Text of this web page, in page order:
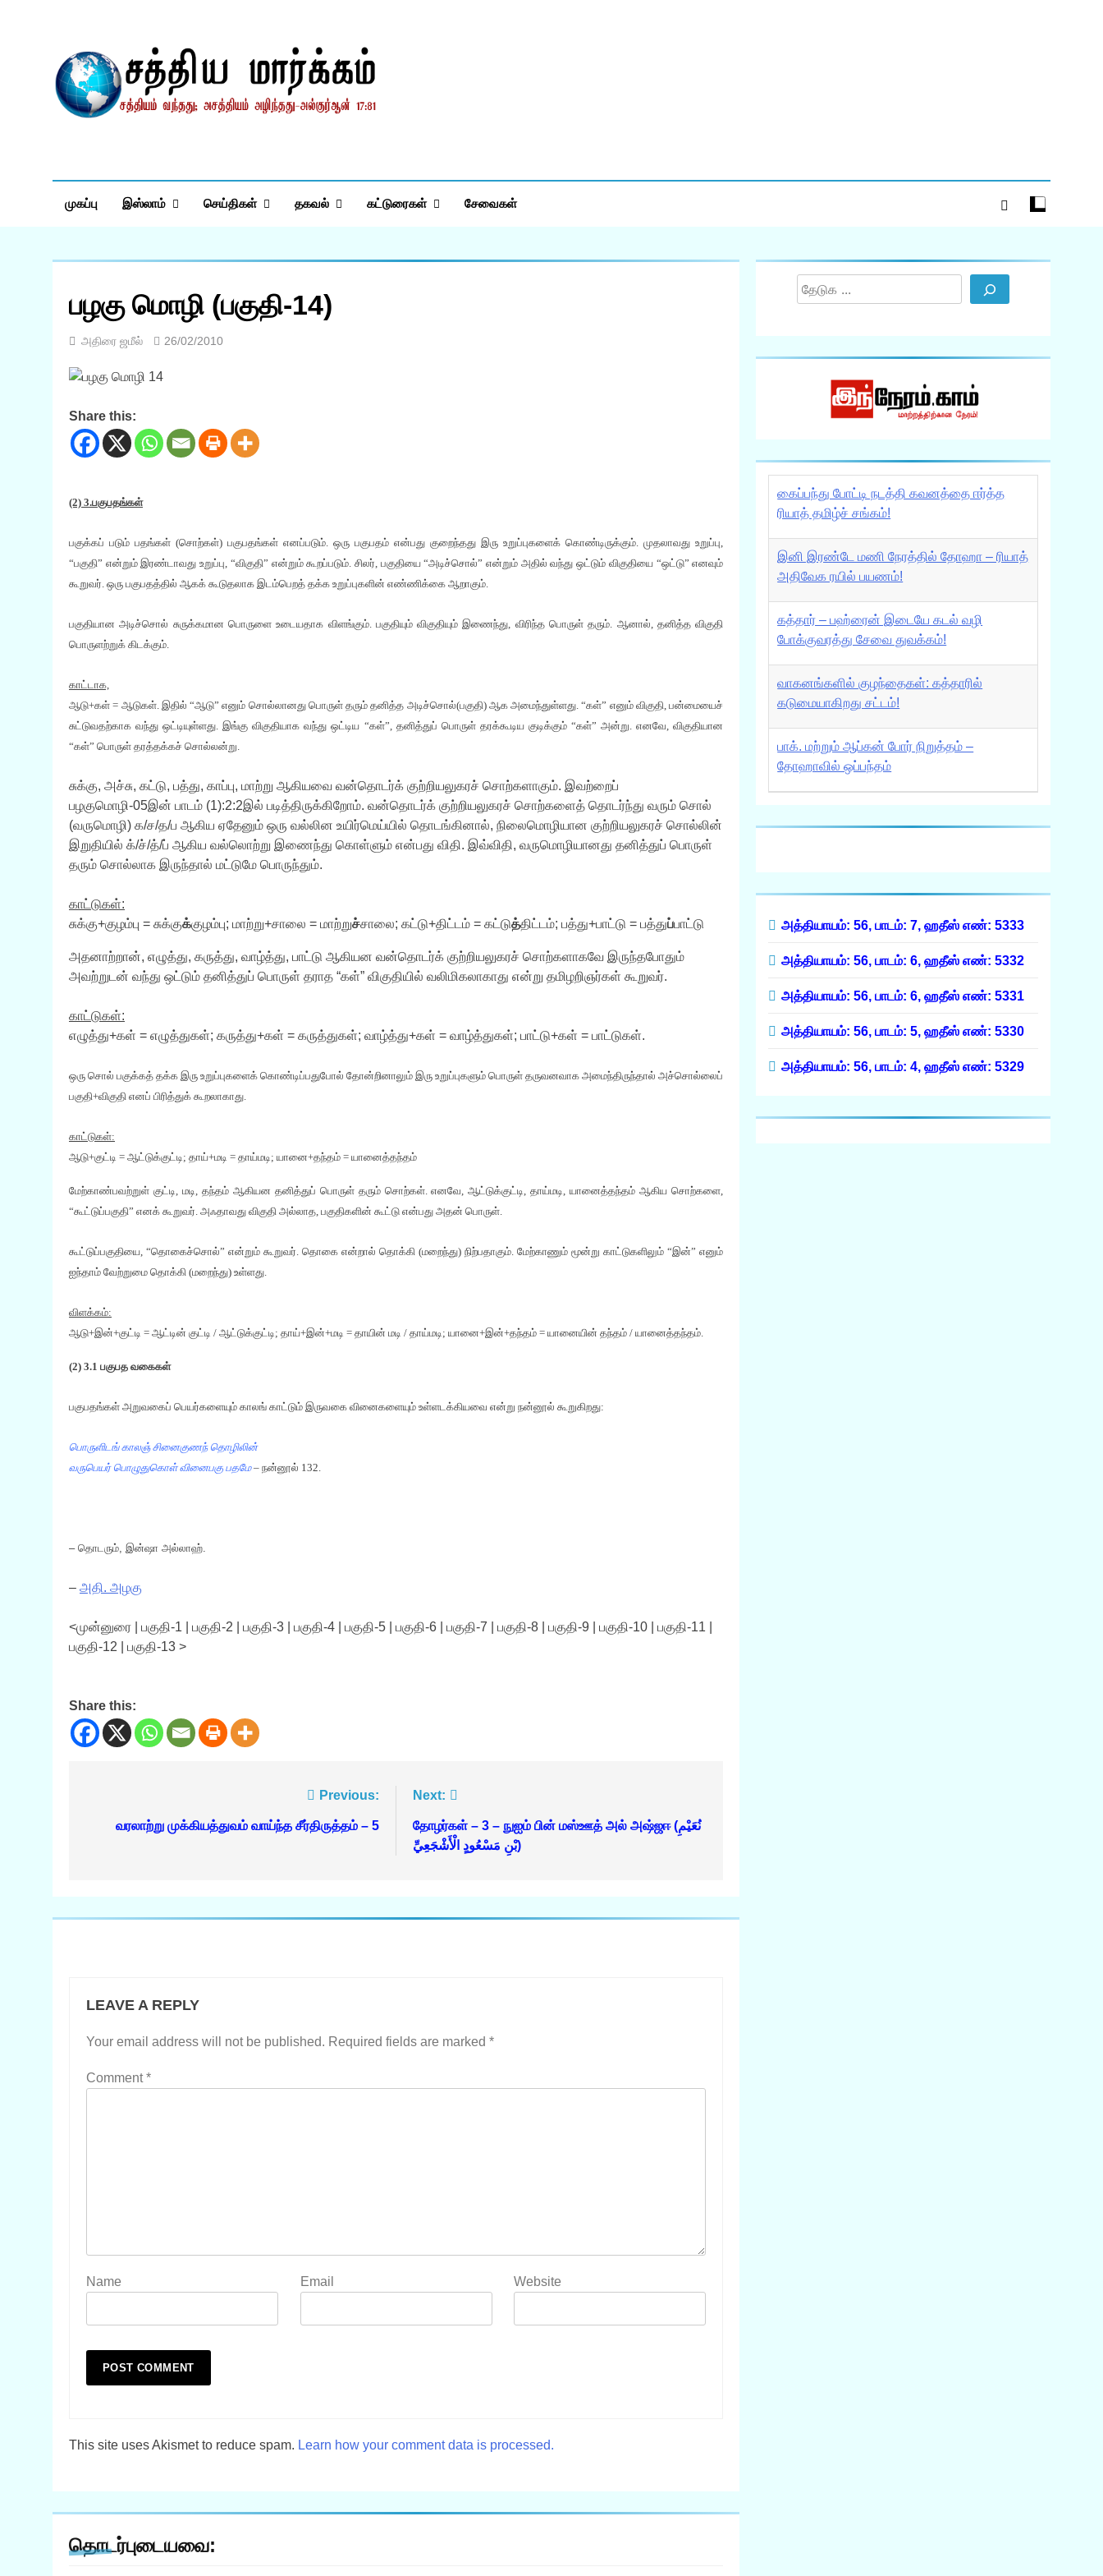
முகப்பு இஸ்லாம் செய்திகள் தகவல் கட்டுரைகள் சேவைகள்
பழகு மொழி (பகுதி-14)
அதிரை ஜமீல் 26/02/2010
Share this:
(2) 3.பகுபதங்கள்
பகுக்கப் படும் பதங்கள் (சொற்கள்) பகுபதங்கள் எனப்படும். ஒரு பகுபதம் என்பது குறைந்தது இரு உறுப்புகளைக் கொண்டிருக்கும். முதலாவது உறுப்பு,
“பகுதி” என்றும் இரண்டாவது உறுப்பு, “விகுதி” என்றும் கூறப்படும். சிலர், பகுதியை “அடிச்சொல்” என்றும் அதில் வந்து ஒட்டும் விகுதியை “ஒட்டு” எனவும்
கூறுவர். ஒரு பகுபதத்தில் ஆகக் கூடுதலாக இடம்பெறத் தக்க உறுப்புகளின் எண்ணிக்கை ஆறாகும்.
பகுதியான அடிச்சொல் சுருக்கமான பொருளை உடையதாக விளங்கும். பகுதியும் விகுதியும் இணைந்து, விரிந்த பொருள் தரும். ஆனால், தனித்த விகுதி
பொருளற்றுக் கிடக்கும்.
காட்டாக,
ஆடு+கள் = ஆடுகள். இதில் “ஆடு” எனும் சொல்லானது பொருள் தரும் தனித்த அடிச்சொல்(பகுதி) ஆக அமைந்துள்ளது. “கள்” எனும் விகுதி, பன்மையைச்
சுட்டுவதற்காக வந்து ஒட்டியுள்ளது. இங்கு விகுதியாக வந்து ஒட்டிய “கள்”, தனித்துப் பொருள் தரக்கூடிய குடிக்கும் “கள்” அன்று. எனவே, விகுதியான
“கள்” பொருள் தரத்தக்கச் சொல்லன்று.
சுக்கு, அச்சு, கட்டு, பத்து, காப்பு, மாற்று ஆகியவை வன்தொடர்க் குற்றியலுகரச் சொற்களாகும். இவற்றைப்
பழகுமொழி-05இன் பாடம் (1):2:2இல் படித்திருக்கிறோம். வன்தொடர்க் குற்றியலுகரச் சொற்களைத் தொடர்ந்து வரும் சொல்
(வருமொழி) க/ச/த/ப ஆகிய ஏதேனும் ஒரு வல்லின உயிர்மெய்யில் தொடங்கினால், நிலைமொழியான குற்றியலுகரச் சொல்லின்
இறுதியில் க்/ச்/த்/ப் ஆகிய வல்லொற்று இணைந்து கொள்ளும் என்பது விதி. இவ்விதி, வருமொழியானது தனித்துப் பொருள்
தரும் சொல்லாக இருந்தால் மட்டுமே பொருந்தும்.
காட்டுகள்:
சுக்கு+குழம்பு = சுக்குக்குழம்பு; மாற்று+சாலை = மாற்றுச்சாலை; கட்டு+திட்டம் = கட்டுத்திட்டம்; பத்து+பாட்டு = பத்துப்பாட்டு
அதனாற்றான், எழுத்து, கருத்து, வாழ்த்து, பாட்டு ஆகியன வன்தொடர்க் குற்றியலுகரச் சொற்களாகவே இருந்தபோதும்
அவற்றுடன் வந்து ஒட்டும் தனித்துப் பொருள் தராத “கள்” விகுதியில் வலிமிகலாகாது என்று தமிழறிஞர்கள் கூறுவர்.
காட்டுகள்:
எழுத்து+கள் = எழுத்துகள்; கருத்து+கள் = கருத்துகள்; வாழ்த்து+கள் = வாழ்த்துகள்; பாட்டு+கள் = பாட்டுகள்.
ஒரு சொல் பகுக்கத் தக்க இரு உறுப்புகளைக் கொண்டிப்பதுபோல் தோன்றினாலும் இரு உறுப்புகளும் பொருள் தருவனவாக அமைந்திருந்தால் அச்சொல்லைப்
பகுதி+விகுதி எனப் பிரித்துக் கூறலாகாது.
காட்டுகள்:
ஆடு+குட்டி = ஆட்டுக்குட்டி; தாய்+மடி = தாய்மடி; யானை+தந்தம் = யானைத்தந்தம்
மேற்காண்பவற்றுள் குட்டி, மடி, தந்தம் ஆகியன தனித்துப் பொருள் தரும் சொற்கள். எனவே, ஆட்டுக்குட்டி, தாய்மடி, யானைத்தந்தம் ஆகிய சொற்களை,
“கூட்டுப்பகுதி” எனக் கூறுவர். அஃதாவது விகுதி அல்லாத, பகுதிகளின் கூட்டு என்பது அதன் பொருள்.
கூட்டுப்பகுதியை, “தொகைச்சொல்” என்றும் கூறுவர். தொகை என்றால் தொக்கி (மறைந்து) நிற்பதாகும். மேற்காணும் மூன்று காட்டுகளிலும் “இன்” எனும்
ஐந்தாம் வேற்றுமை தொக்கி (மறைந்து) உள்ளது.
விளக்கம்:
ஆடு+இன்+குட்டி = ஆட்டின் குட்டி / ஆட்டுக்குட்டி; தாய்+இன்+மடி = தாயின் மடி / தாய்மடி; யானை+இன்+தந்தம் = யானையின் தந்தம் / யானைத்தந்தம்.
(2) 3.1 பகுபத வகைகள்
பகுபதங்கள் அறுவகைப் பெயர்களையும் காலங் காட்டும் இருவகை வினைகளையும் உள்ளடக்கியவை என்று நன்னூல் கூறுகிறது:
பொருளிடங் காலஞ் சினைகுணந் தொழிலின்
வருபெயர் பொழுதுகொள் வினைபகு பதமே– நன்னூல் 132.
– தொடரும், இன்ஷா அல்லாஹ்.
– அதி. அழகு
<முன்னுரை | பகுதி-1 | பகுதி-2 | பகுதி-3 | பகுதி-4 | பகுதி-5 | பகுதி-6 | பகுதி-7 | பகுதி-8 | பகுதி-9 | பகுதி-10 | பகுதி-11 |
பகுதி-12 | பகுதி-13 >
Share this:
navigation
Previous:
வரலாற்று முக்கியத்துவம் வாய்ந்த சீர்திருத்தம் – 5
Next:
தோழர்கள் – 3 – நுஐம் பின் மஸ்ஊத் அல் அஷ்ஜஈ (نُعَيْمِ
بْنِ مَسْعُودٍ الْأَشْجَعِيِّ)
LEAVE A REPLY
Your email address will not be published. Required fields are marked *
Comment*
Name Email Website
This site uses Akismet to reduce spam. Learn how your comment data is processed.
தொடர்புடையவை:
Search
கைப்பந்து போட்டி நடத்தி கவனத்தை ஈர்த்த
ரியாத் தமிழ்ச் சங்கம்!
இனி இரண்டே மணி நேரத்தில் தோஹா – ரியாத்
அதிவேக ரயில் பயணம்!
கத்தார் – பஹ்ரைன் இடையே கடல் வழி
போக்குவரத்து சேவை துவக்கம்!
வாகனங்களில் குழந்தைகள்: கத்தாரில்
கடுமையாகிறது சட்டம்!
பாக். மற்றும் ஆப்கன் போர் நிறுத்தம் –
தோஹாவில் ஒப்பந்தம்
அத்தியாயம்: 56, பாடம்: 7, ஹதீஸ் எண்: 5333
அத்தியாயம்: 56, பாடம்: 6, ஹதீஸ் எண்: 5332
அத்தியாயம்: 56, பாடம்: 6, ஹதீஸ் எண்: 5331
அத்தியாயம்: 56, பாடம்: 5, ஹதீஸ் எண்: 5330
அத்தியாயம்: 56, பாடம்: 4, ஹதீஸ் எண்: 5329